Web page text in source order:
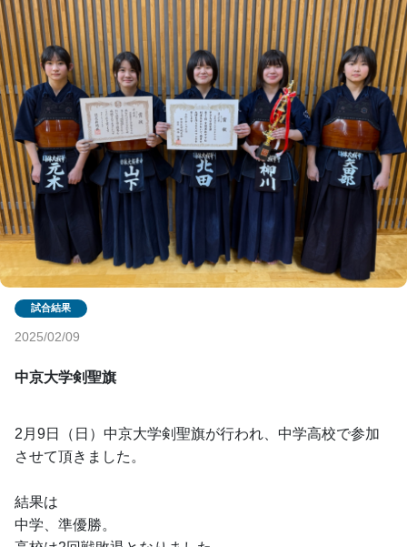
2025/02/09
中京大学剣聖旗
2月9日（日）中京大学剣聖旗が行われ、中学高校で参加
させて頂きました。
結果は
中学、準優勝。